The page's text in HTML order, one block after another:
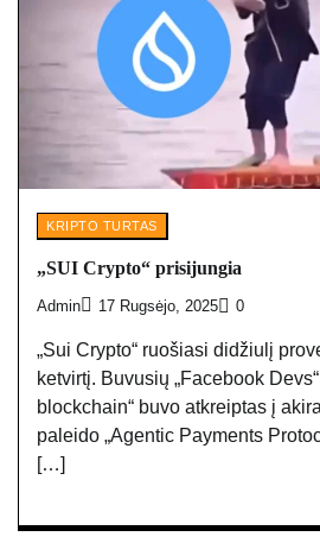
KRIPTO TURTAS
„SUI Crypto“ prisijungia
Admin 17 Rugsėjo, 2025 0
„Sui Crypto“ ruošiasi didžiulį
ketvirtį. Buvusių „Facebook
blockchain“ buvo atkreiptas į
paleido „Agentic Payments
[…]